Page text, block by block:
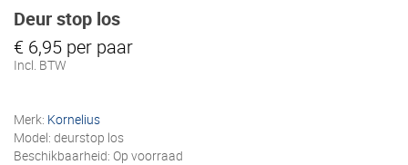
Deur stop los
€ 6,95 per paar
Incl. BTW
Merk: Kornelius
Model: deurstop los
Beschikbaarheid: Op voorraad